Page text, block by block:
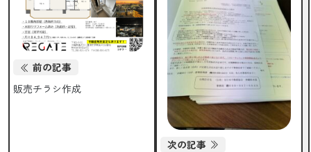
前の記事
販売チラシ作成
次の記事